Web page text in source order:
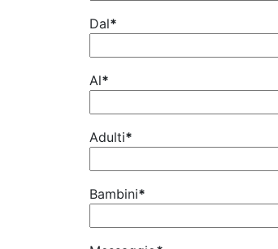
Dal*
Al*
Adulti*
Bambini*